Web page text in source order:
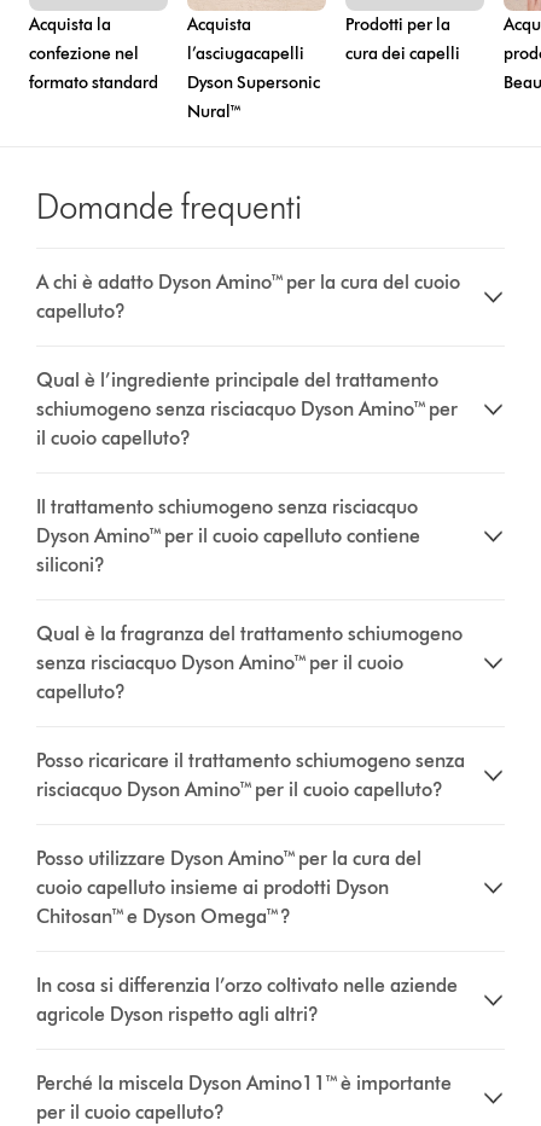
Acquista la
confezione nel
formato standard
Acquista
l’asciugacapelli
Dyson Supersonic
Nural™
Prodotti per la
cura dei capelli
Domande frequenti
A chi è adatto Dyson Amino™ per la cura del cuoio
capelluto?
Qual è l’ingrediente principale del trattamento
schiumogeno senza risciacquo Dyson Amino™ per
il cuoio capelluto?
Il trattamento schiumogeno senza risciacquo
Dyson Amino™ per il cuoio capelluto contiene
siliconi?
Qual è la fragranza del trattamento schiumogeno
senza risciacquo Dyson Amino™ per il cuoio
capelluto?
Posso ricaricare il trattamento schiumogeno senza
risciacquo Dyson Amino™ per il cuoio capelluto?
Posso utilizzare Dyson Amino™ per la cura del
cuoio capelluto insieme ai prodotti Dyson
Chitosan™ e Dyson Omega™?
In cosa si differenzia l’orzo coltivato nelle aziende
agricole Dyson rispetto agli altri?
Perché la miscela Dyson Amino11™ è importante
per il cuoio capelluto?